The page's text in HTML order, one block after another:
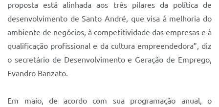
proposta está alinhada aos três pilares da política de
desenvolvimento de Santo André, que visa à melhoria do
ambiente de negócios, à competitividade das empresas e à
qualificação profissional e da cultura empreendedora”, diz
o secretário de Desenvolvimento e Geração de Emprego,
Evandro Banzato.
Em maio, de acordo com sua programação anual, o